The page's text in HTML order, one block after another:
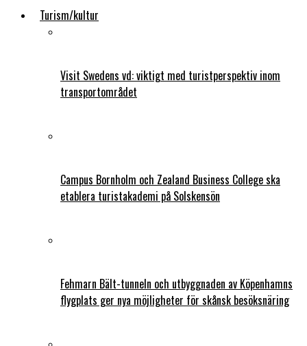
Turism/kultur
Visit Swedens vd: viktigt med turistperspektiv inom
transportområdet
Campus Bornholm och Zealand Business College ska
etablera turistakademi på Solskensön
Fehmarn Bält-tunneln och utbyggnaden av Köpenhamns
flygplats ger nya möjligheter för skånsk besöksnäring